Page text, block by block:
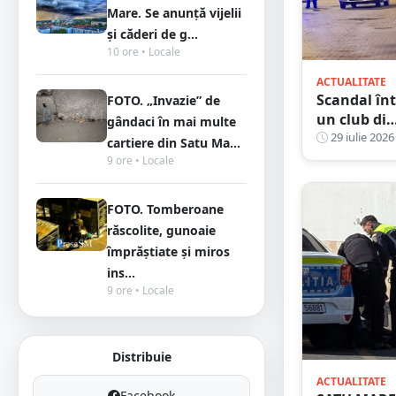
Mare. Se anunță vijelii
și căderi de g...
10 ore • Locale
FOTO. „Invazie” de
gândaci în mai multe
cartiere din Satu Ma...
9 ore • Locale
FOTO. Tomberoane
răscolite, gunoaie
împrăștiate și miros
ins...
9 ore • Locale
Distribuie
ACTUALITATE
Scandal
un club din
Satu Mare. A
încercat să
calmeze un
a fost pus la
pământ cu
un singur
pumn
29 iulie 2026
ACTUALITATE